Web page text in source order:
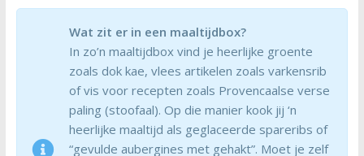
Wat zit er in een maaltijdbox?
In zo’n maaltijdbox vind je heerlijke groente
zoals dok kae, vlees artikelen zoals varkensrib
of vis voor recepten zoals Provencaalse verse
paling (stoofaal). Op die manier kook jij ‘n
heerlijke maaltijd als geglaceerde spareribs of
“gevulde aubergines met gehakt”. Moet je zelf